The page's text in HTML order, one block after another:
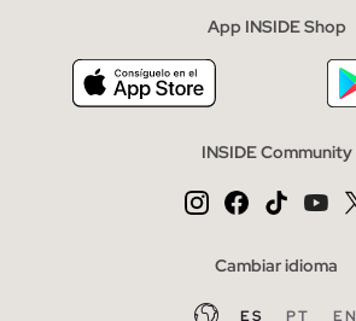
App INSIDE Shop
INSIDE Community
Cambiar idioma
ES PT EN